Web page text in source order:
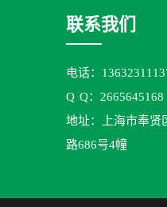
联系我们
电话：
Q Q：2665645168
地址：上海市奉贤
路686号4幢